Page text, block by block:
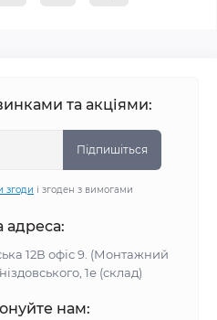
та акціями:
Підпишіться
згоди і згоден з вимогами
адреса:
12В офіс 9. (Монтажний
1е (склад)
нам: